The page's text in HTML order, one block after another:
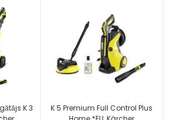
K 3
K 5 Premium Full Control Plus